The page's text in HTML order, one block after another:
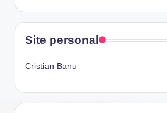
Site personal
Cristian Banu